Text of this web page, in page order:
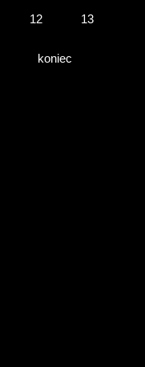
12 13
koniec